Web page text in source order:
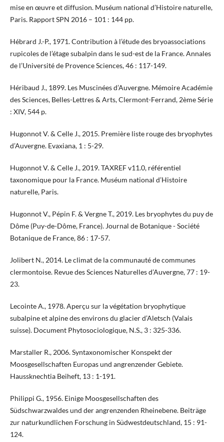
mise en œuvre et diffusion. Muséum national d’Histoire naturelle,
Paris. Rapport SPN 2016 – 101 : 144 pp.
Hébrard J.-P., 1971. Contribution à l’étude des bryoassociations
rupicoles de l’étage subalpin dans le sud-est de la France. Annales
de l’Université de Provence Sciences, 46 : 117-149.
Héribaud J., 1899. Les Muscinées d’Auvergne. Mémoire Académie
des Sciences, Belles-Lettres & Arts, Clermont-Ferrand, 2ème Série
: XIV, 544 p.
Hugonnot V. & Celle J., 2015. Première liste rouge des bryophytes
d’Auvergne. Evaxiana, 1 : 5-29.
Hugonnot V. & Celle J., 2019. TAXREF v11.0, référentiel
taxonomique pour la France. Muséum national d’Histoire
naturelle, Paris.
Hugonnot V., Pépin F. & Vergne T., 2019. Les bryophytes du puy de
Dôme (Puy-de-Dôme, France). Journal de Botanique - Société
Botanique de France, 86 : 17-57.
Jolibert N., 2014. Le climat de la communauté de communes
clermontoise. Revue des Sciences Naturelles d’Auvergne, 77 : 19-
23.
Lecointe A., 1978. Aperçu sur la végétation bryophytique
subalpine et alpine des environs du glacier d’Aletsch (Valais
suisse). Document Phytosociologique, N.S., 3 : 325-336.
Marstaller R., 2006. Syntaxonomischer Konspekt der
Moosgesellschaften Europas und angrenzender Gebiete.
Haussknechtia Beiheft, 13 : 1-191.
Philippi G., 1956. Einige Moosgesellschaften des
Südschwarzwaldes und der angrenzenden Rheinebene. Beiträge
zur naturkundlichen Forschung in Südwestdeutschland, 15 : 91-
124.